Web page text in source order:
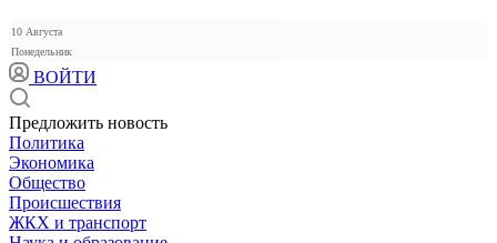
10 Августа
Понедельник
ВОЙТИ
Предложить новость
Политика
Экономика
Общество
Происшествия
ЖКХ и транспорт